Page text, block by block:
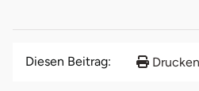
Diesen Beitrag: Drucken